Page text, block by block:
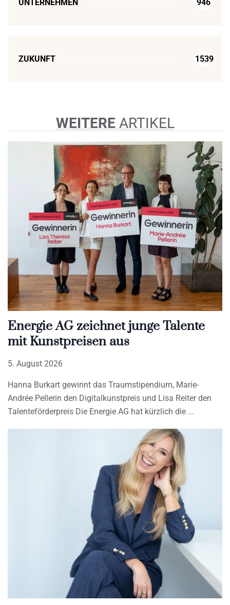
UNTERNEHMEN 946
ZUKUNFT 1539
WEITEREARTIKEL
Energie AG zeichnet junge Talente
mit Kunstpreisen aus
5. August 2026
Hanna Burkart gewinnt das Traumstipendium, Marie-
Andrée Pellerin den Digitalkunstpreis und Lisa Reiter den
Talenteförderpreis Die Energie AG hat kürzlich die